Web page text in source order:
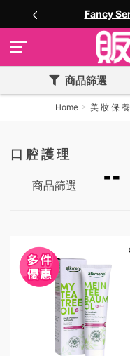
Fancy
商品篩選
Home 美 妝 保 養
口 腔 護 理
商品篩選